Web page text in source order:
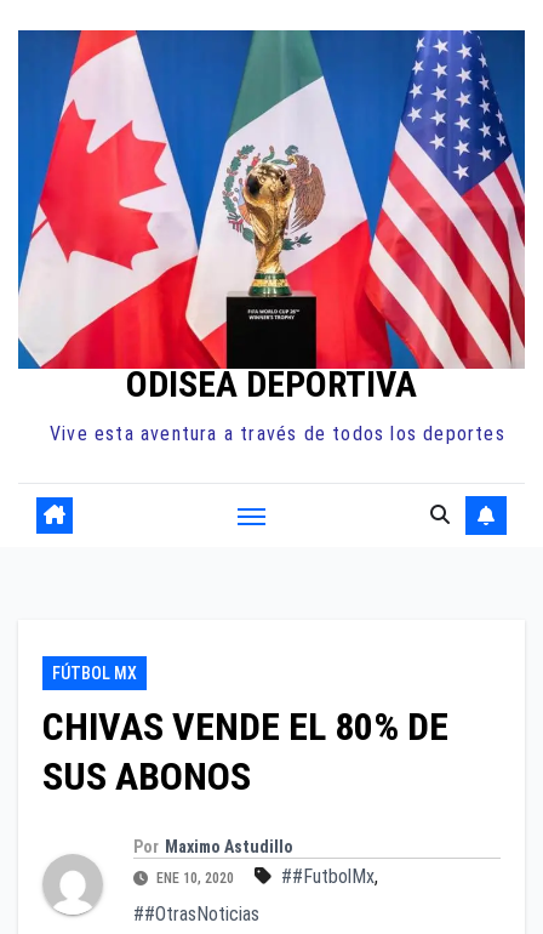
contenido
ODISEA DEPORTIVA
Vive esta aventura a través de todos los deportes
FÚTBOL MX
CHIVAS VENDE EL 80% DE
SUS ABONOS
Por Maximo Astudillo
ENE 10, 2020 ##FutbolMx,
##OtrasNoticias